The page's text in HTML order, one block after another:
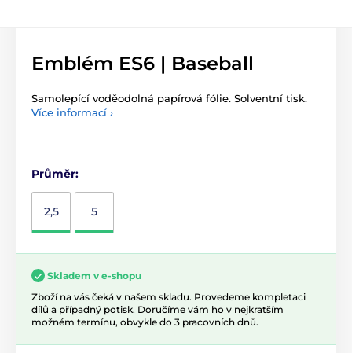
Emblém ES6 | Baseball
Samolepící voděodolná papírová fólie. Solventní tisk.
Více informací ›
Průměr:
2,5 5
Skladem v e-shopu
Zboží na vás čeká v našem skladu. Provedeme kompletaci
dílů a případný potisk. Doručíme vám ho v nejkratším
možném termínu, obvykle do 3 pracovních dnů.